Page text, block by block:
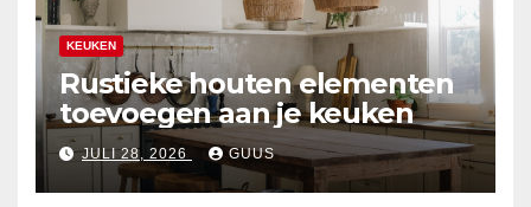
KEUKEN
Rustieke houten elementen
toevoegen aan je keuken
JULI 28, 2026 GUUS